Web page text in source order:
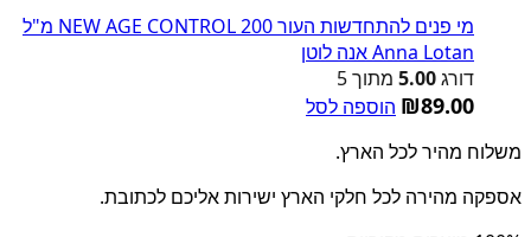
מי פנים להתחדשות העור NEW AGE CONTROL 200 מ"ל
Anna Lotan אנה לוטן
דורג5.00 מתוך 5
₪89.00
הוספה לסל
משלוח מהיר לכל הארץ.
אספקה מהירה לכל חלקי הארץ ישירות אליכם לכתובת.